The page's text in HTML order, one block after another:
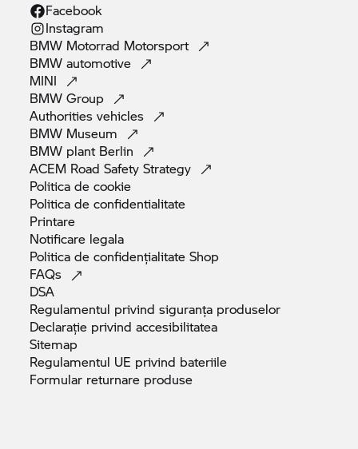
Facebook
Instagram
BMW Motorrad Motorsport
BMWautomotive
MINI
BMWGroup
Authoritiesvehicles
BMW Museum
BMW plant Berlin
ACEM Road SafetyStrategy
Politica decookie
Politica deconfidentialitate
Printare
Notificare legala
Politica de confidențialitateShop
FAQs
DSA
Regulamentul privind siguranța produselor
Declarație privindaccesibilitatea
Sitemap
Regulamentul UE privind bateriile
Formular returnare produse